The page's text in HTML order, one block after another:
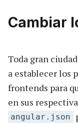
Cambiar
Toda gran
a establecer los
frontends para
en sus
angular.json